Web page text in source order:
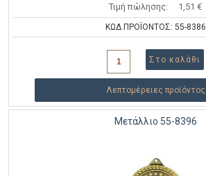
Τιμή πώλησης: 1,51 €
ΚΩΔ.ΠΡΟΪΟΝΤΟΣ: 55-8386
Λεπτομέρειες προϊόντος
Μετάλλιο 55-8396